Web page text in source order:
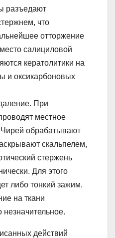
разъедают
что
отторжение
салициловой
кератолитики на
и оксикарбоновых
При
местное
обрабатывают
скальпелем,
стержень
Для этого
либо тонкий зажим.
на ткани
незначительное.
действий